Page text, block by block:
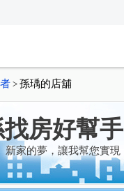
> 孫瑀的店舖
房好幫手
新家的夢，讓我幫您實現